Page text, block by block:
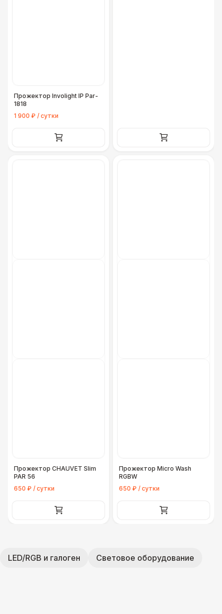
Прожектор Involight IP Par-
1818
1 900 ₽ / сутки
Прожектор CHAUVET Slim
PAR 56
650 ₽ / сутки
Прожектор Micro Wash
RGBW
650 ₽ / сутки
LED/RGB и галоген Световое оборудование